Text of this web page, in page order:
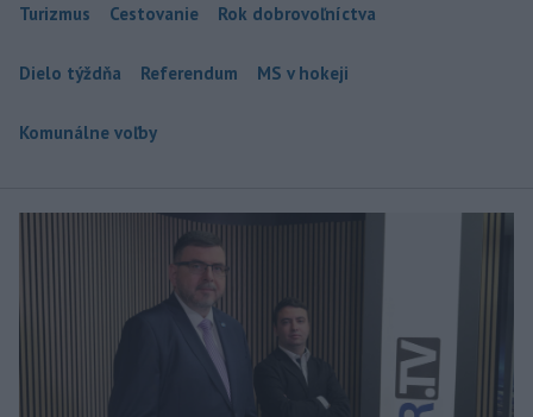
Turizmus Cestovanie Rok dobrovoľníctva
Dielo týždňa Referendum MS v hokeji
Komunálne voľby